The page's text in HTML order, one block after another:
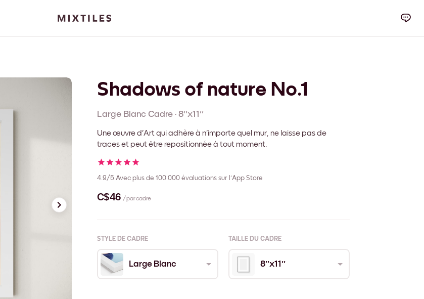
Shadows of nature No.1
Large Blanc Cadre · 8''x11''
Une œuvre d'Art qui adhère à n'importe quel mur, ne laisse pas de
traces et peut être repositionnée à tout moment.
4.9/5 Avec plus de 100 000 évaluations sur l'App Store
C$46 / par cadre
STYLE DE CADRE TAILLE DU CADRE
Large Blanc 8''x11''